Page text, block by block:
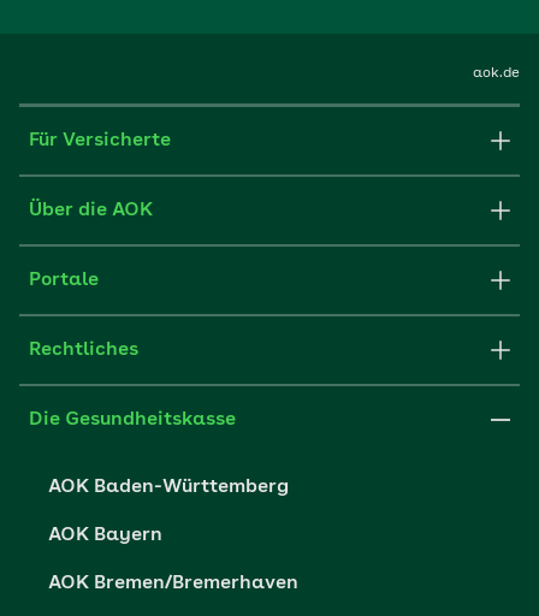
aok.de
Für Versicherte
Formulare und Anträge
FAQ
Über die AOK
Struktur & Verwaltung
Partner der AOK
Portale
Fachportal für Arbeitgeber
Presse- und Politikportal
Vertriebspartner-Service
Rechtliches
Impressum
Die Gesundheitskasse
AOK Baden-Württemberg
AOK Bayern
AOK Bremen/Bremerhaven